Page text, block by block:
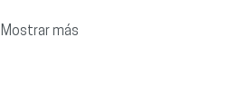
Mostrar más